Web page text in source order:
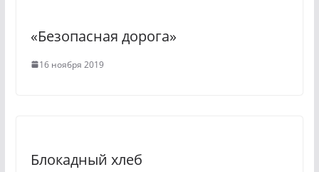
i
k
«Безопасная дорога»
16 ноября 2019
Блокадный хлеб